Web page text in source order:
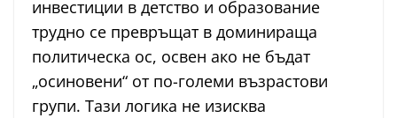
инвестиции в детство и образование
трудно се превръщат в доминираща
политическа ос, освен ако не бъдат
„осиновени“ от по-големи възрастови
групи. Тази логика не изисква